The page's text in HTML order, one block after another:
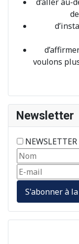
voulons
Newsletter
NEWSLETTER